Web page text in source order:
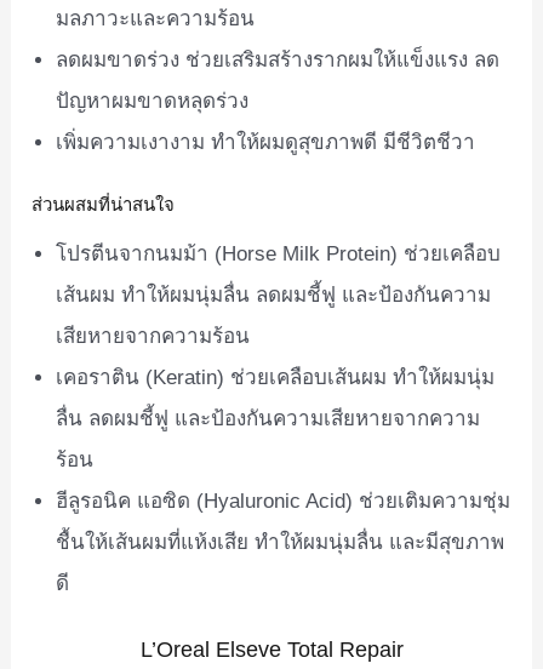
มลภาวะและความร้อน
ลดผมขาดร่วง ช่วยเสริมสร้างรากผมให้แข็งแรง ลด
ปัญหาผมขาดหลุดร่วง
เพิ่มความเงางาม ทำให้ผมดูสุขภาพดี มีชีวิตชีวา
ส่วนผสมที่น่าสนใจ
โปรตีนจากนมม้า (Horse Milk Protein) ช่วยเคลือบ
เส้นผม ทำให้ผมนุ่มลื่น ลดผมชี้ฟู และป้องกันความ
เสียหายจากความร้อน
เคอราติน (Keratin) ช่วยเคลือบเส้นผม ทำให้ผมนุ่ม
ลื่น ลดผมชี้ฟู และป้องกันความเสียหายจากความ
ร้อน
ฮีลูรอนิค แอซิด (Hyaluronic Acid) ช่วยเติมความชุ่ม
ชื้นให้เส้นผมที่แห้งเสีย ทำให้ผมนุ่มลื่น และมีสุขภาพ
ดี
L’Oreal Elseve Total Repair